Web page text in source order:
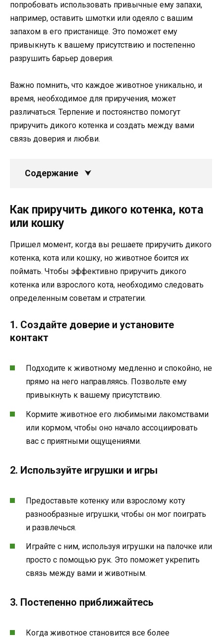
попробовать использовать привычные ему запахи,
например, оставить шмотки или одеяло с вашим
запахом в его пристанище. Это поможет ему
привыкнуть к вашему присутствию и постепенно
разрушить барьер доверия.
Важно помнить, что каждое животное уникально, и
время, необходимое для приручения, может
различаться. Терпение и постоянство помогут
приручить дикого котенка и создать между вами
связь доверия и любви.
Содержание
Как приручить дикого котенка, кота
или кошку
Пришел момент, когда вы решаете приручить дикого
котенка, кота или кошку, но животное боится их
поймать. Чтобы эффективно приручить дикого
котенка или взрослого кота, необходимо следовать
определенным советам и стратегии.
1. Создайте доверие и установите
контакт
Подходите к животному медленно и спокойно, не
прямо на него направляясь. Позвольте ему
привыкнуть к вашему присутствию.
Кормите животное его любимыми лакомствами
или кормом, чтобы оно начало ассоциировать
вас с приятными ощущениями.
2. Используйте игрушки и игры
Предоставьте котенку или взрослому коту
разнообразные игрушки, чтобы он мог поиграть
и развлечься.
Играйте с ним, используя игрушки на палочке или
просто с помощью рук. Это поможет укрепить
связь между вами и животным.
3. Постепенно приближайтесь
Когда животное становится все более